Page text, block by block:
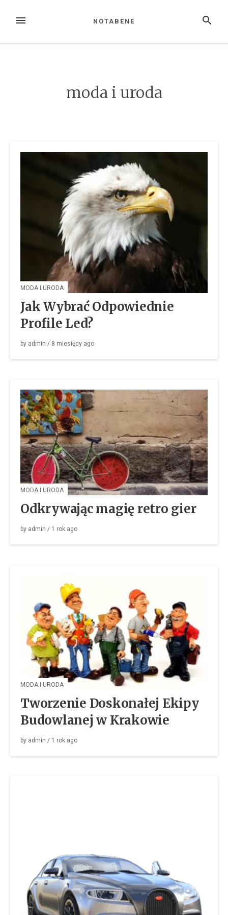
MENU SEARCH
NOTABENE
moda i uroda
MODA I URODA
Jak Wybrać Odpowiednie
Profile Led?
by admin / 8 miesięcy ago
MODA I URODA
Odkrywając magię retro gier
by admin / 1 rok ago
MODA I URODA
Tworzenie Doskonałej Ekipy
Budowlanej w Krakowie
by admin / 1 rok ago